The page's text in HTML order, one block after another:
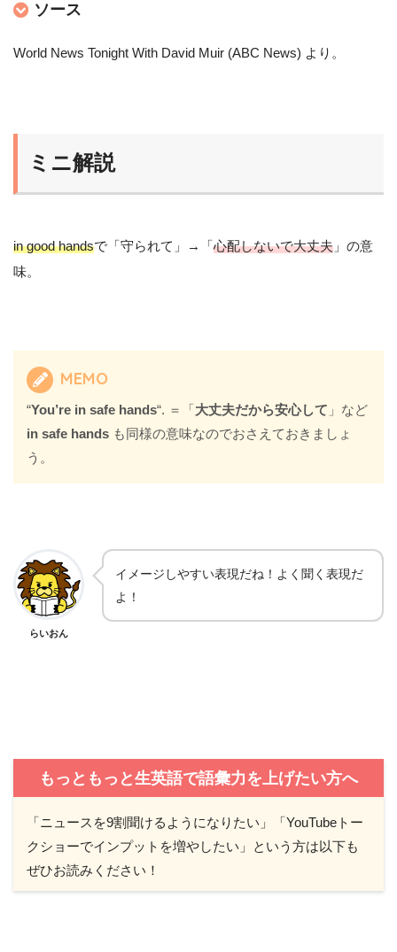
ソース
World News Tonight With David Muir (ABC News) より 。
ミニ解説
in good handsで「守られて」→「心配しないで大丈夫 」の意
味。
MEMO
“You’re in safe hands“. ＝「大丈夫だから安心して 」など
in safe hands も同様の意味なのでおさえておきましょ
う。
らいおん
イメージしやすい表現だね！よく聞く表現だ
よ！
もっともっと生英語で語彙力を上げたい方へ
「ニュースを9割聞けるようになりたい」「YouTubeトー
クショーでインプットを増やしたい」という方は以下も
ぜひお読みください！